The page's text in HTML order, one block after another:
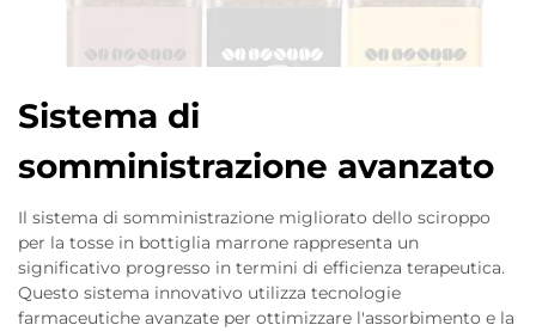
Sistema di
somministrazione avanzato
Il sistema di somministrazione migliorato dello sciroppo
per la tosse in bottiglia marrone rappresenta un
significativo progresso in termini di efficienza terapeutica.
Questo sistema innovativo utilizza tecnologie
farmaceutiche avanzate per ottimizzare l'assorbimento e la